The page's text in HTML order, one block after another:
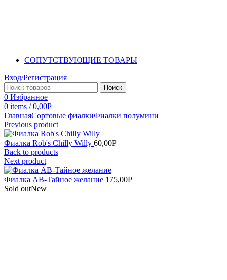
СОПУТСТВУЮЩИЕ ТОВАРЫ
Вход/Регистрация
Поиск
0 Избранное
0 items / 0,00Р
ГлавнаяСортовые фиалкиФиалки полумини
Previous product
Фиалка Rob's Chilly Willy 60,00Р
Back to products
Next product
Фиалка АВ-Тайное желание 175,00Р
Sold outNew